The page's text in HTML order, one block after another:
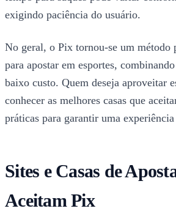
exigindo paciência do usuário.
No geral, o Pix tornou-se um método
para apostar em esportes,
baixo custo. Quem deseja aproveitar
conhecer as melhores casas que
práticas para garantir uma
Sites e Casas de
Aceitam Pix